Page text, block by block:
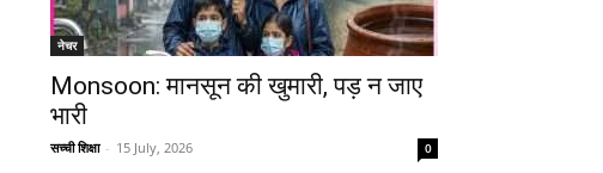
नेचर
Monsoon: मानसून की खुमारी, पड़ न जाए
भारी
सच्ची शिक्षा - 15 July, 2026 0